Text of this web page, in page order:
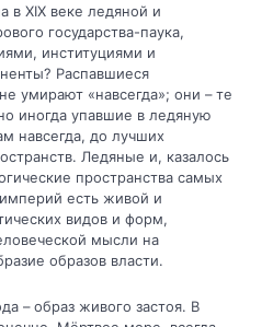
в XIX веке ледяной и
государства-паука,
институциями и
Распавшиеся
умирают «навсегда»; они – те
иногда упавшие в ледяную
навсегда, до лучших
Ледяные и, казалось
пространства самых
есть живой и
видов и форм,
мысли на
образов власти.
– образ живого застоя. В